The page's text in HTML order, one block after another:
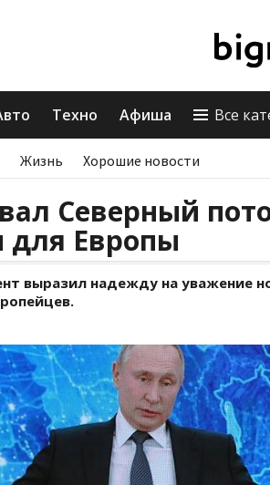
Техно Афиша Все
Жизнь Хорошие новости
Северный
Европы
выразил надежду на уважение